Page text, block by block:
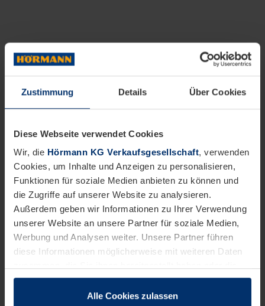
Zustimmung Details Über Cookies
Diese Webseite verwendet Cookies
Wir, die Hörmann KG Verkaufsgesellschaft, verwenden
Cookies, um Inhalte und Anzeigen zu personalisieren,
Funktionen für soziale Medien anbieten zu können und
die Zugriffe auf unserer Website zu analysieren.
Außerdem geben wir Informationen zu Ihrer Verwendung
unserer Website an unsere Partner für soziale Medien,
Werbung und Analysen weiter. Unsere Partner führen
diese Informationen möglicherweise mit weiteren Daten
sie im Rahmen Ihrer Nutzung der Dienste gesammelt
Alle Cookies zulassen